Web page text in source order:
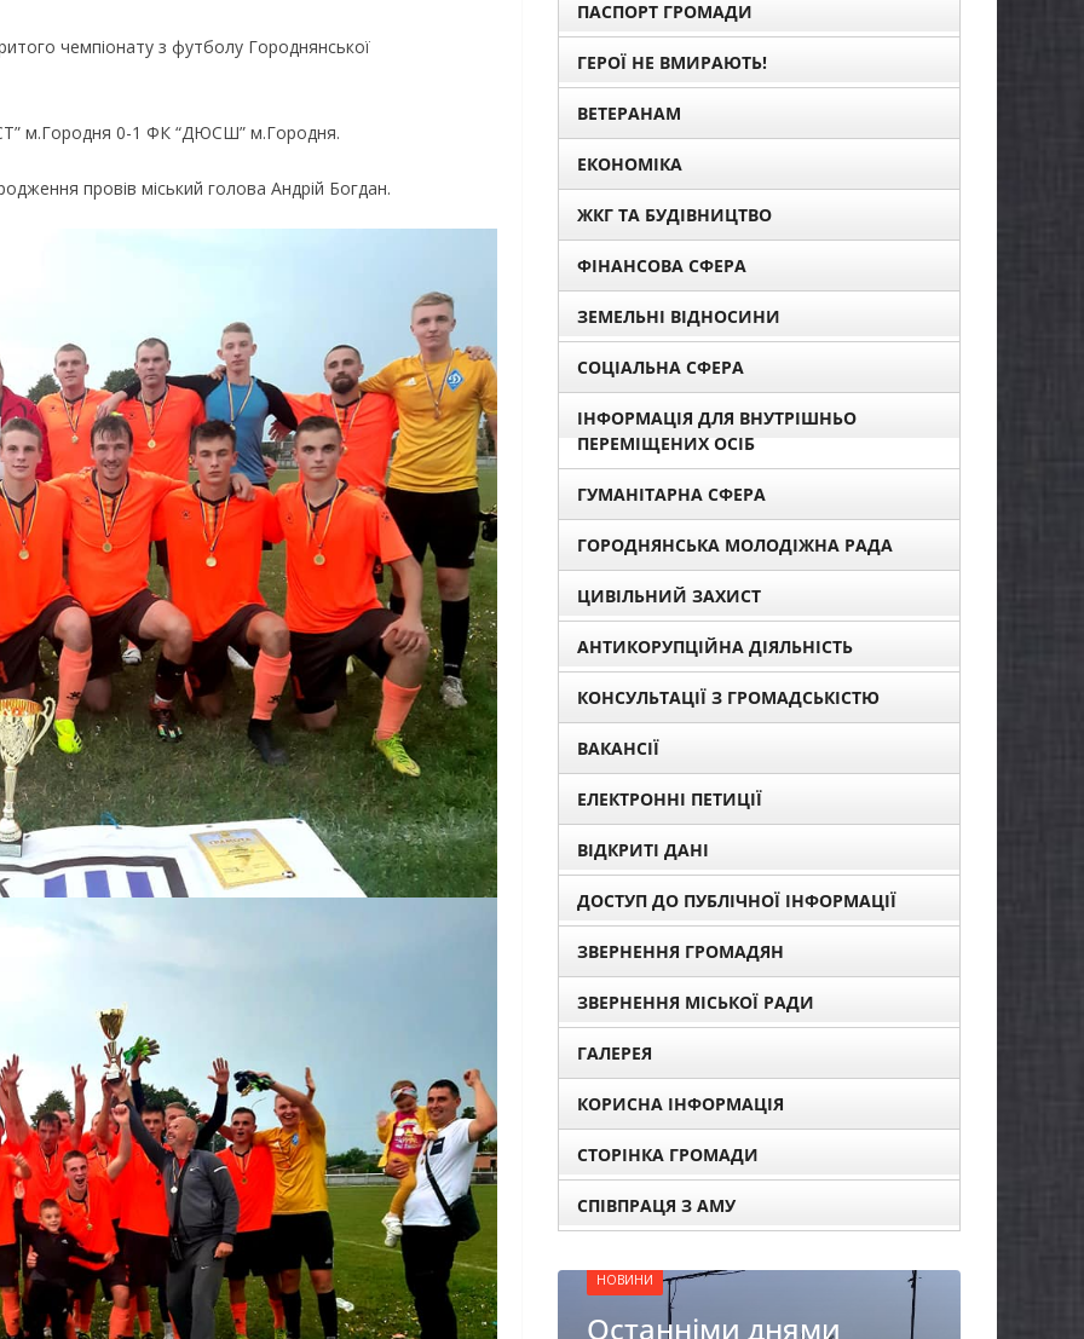
чемпіонату з футболу Городнянської
м.Городня 0-1 ФК “ДЮСШ” м.Городня.
провів міський голова Андрій Богдан.
ПАСПОРТ ГРОМАДИ
ГЕРОЇ НЕ ВМИРАЮТЬ!
ВЕТЕРАНАМ
ЕКОНОМІКА
ЖКГ ТА БУДІВНИЦТВО
ФІНАНСОВА СФЕРА
ЗЕМЕЛЬНІ ВІДНОСИНИ
СОЦІАЛЬНА СФЕРА
ІНФОРМАЦІЯ ДЛЯ ВНУТРІШНЬО
ПЕРЕМІЩЕНИХ ОСІБ
ГУМАНІТАРНА СФЕРА
ГОРОДНЯНСЬКА МОЛОДІЖНА РАДА
ЦИВІЛЬНИЙ ЗАХИСТ
АНТИКОРУПЦІЙНА ДІЯЛЬНІСТЬ
КОНСУЛЬТАЦІЇ З ГРОМАДСЬКІСТЮ
ВАКАНСІЇ
ЕЛЕКТРОННІ ПЕТИЦІЇ
ВІДКРИТІ ДАНІ
ДОСТУП ДО ПУБЛІЧНОЇ ІНФОРМАЦІЇ
ЗВЕРНЕННЯ ГРОМАДЯН
ЗВЕРНЕННЯ МІСЬКОЇ РАДИ
ГАЛЕРЕЯ
КОРИСНА ІНФОРМАЦІЯ
СТОРІНКА ГРОМАДИ
СПІВПРАЦЯ З АМУ
НОВИНИ
Останніми днями
Оголошення про
прийом документів для
присудження Премії
Кабінету Міністрів